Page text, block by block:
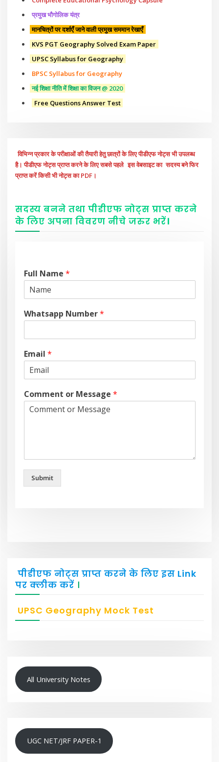
प्रमुख भौगोलिक यंत्र
मानचित्रों पर दर्शाएँ जाने वाली प्रमुख सममान रेखाएँ
KVS PGT Geography Solved Exam Paper
UPSC Syllabus for Geography
BPSC Syllabus for Geography
नई शिक्षा नीति में शिक्षा का विजन @ 2020
Free Questions Answer Test
विभिन्न प्रकार के परीक्षाओं की तैयारी हेतु छात्रों के लिए पीडीएफ नोट्स भी उपलब्ध
है। पीडीएफ नोट्स प्राप्त करने के लिए सबसे पहले इस वेबसाइट का सदस्य बने फिर
प्राप्त करें किसी भी नोट्स का PDF।
सदस्य बनने तथा पीडीएफ नोट्स प्राप्त करने
के लिए अपना विवरण नीचेजरुर भरें।
Full Name *
Whatsapp Number*
Email *
Comment or Message *
Submit
पीडीएफ नोट्स प्राप्त करने के लिए इस Link
पर क्लीक करें ।
UPSC Geography Mock Test
All University Notes
UGC NET/JRF PAPER-1